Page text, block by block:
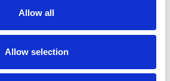
Allow all
Allow selection